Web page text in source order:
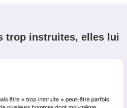
trop instruites, elles lui